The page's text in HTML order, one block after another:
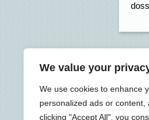
We value your
We use cookies to enhance
personalized ads or
clicking "Accept All", you